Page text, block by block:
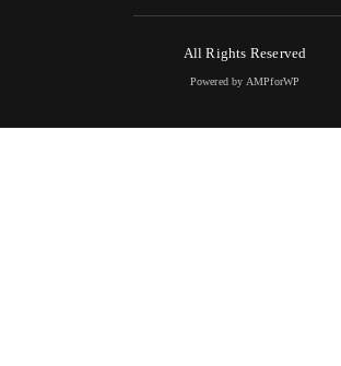
All Rights Reserved
Powered by AMPforWP